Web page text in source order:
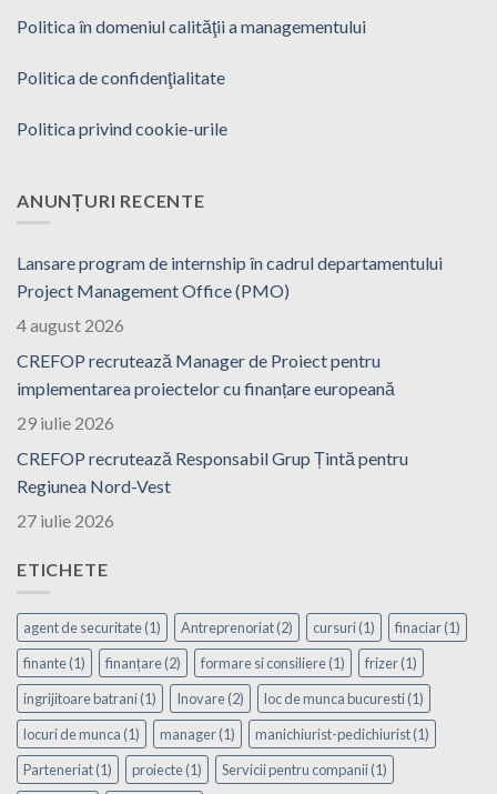
Politica în domeniul calităţii a managementului
Politica de confidenţialitate
Politica privind cookie-urile
ANUNȚURI RECENTE
Lansare program de internship în cadrul departamentului
Project Management Office (PMO)
4 august 2026
CREFOP recrutează Manager de Proiect pentru
implementarea proiectelor cu finanțare europeană
29 iulie 2026
CREFOP recrutează Responsabil Grup Țintă pentru
Regiunea Nord-Vest
27 iulie 2026
ETICHETE
agent de securitate(1) Antreprenoriat(2) cursuri(1) finaciar(1)
finante(1) finanțare(2) formare si consiliere(1) frizer(1)
ingrijitoare batrani(1) Inovare(2) loc de munca bucuresti(1)
locuri de munca (1) manager(1) manichiurist-pedichiurist(1)
Parteneriat(1) proiecte(1) Servicii pentru companii(1)